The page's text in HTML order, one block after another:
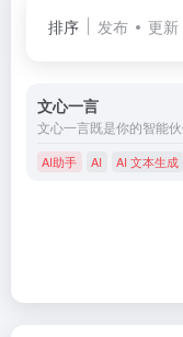
排序 发布 更新
文心一言
AI助手 AI AI 文本生成